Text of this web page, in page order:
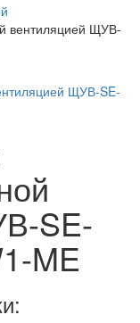
вентиляцией ЩУВ-
SE-
ME